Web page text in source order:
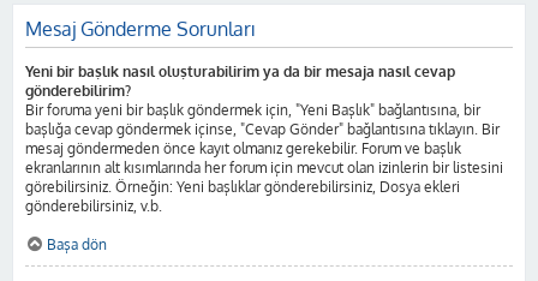
Mesaj Gönderme Sorunları
Yeni bir başlık nasıl oluşturabilirim ya da bir mesaja nasıl cevap
gönderebilirim?
Bir foruma yeni bir başlık göndermek için, "Yeni Başlık" bağlantısına, bir
başlığa cevap göndermek içinse, "Cevap Gönder" bağlantısına tıklayın. Bir
mesaj göndermeden önce kayıt olmanız gerekebilir. Forum ve başlık
ekranlarının alt kısımlarında her forum için mevcut olan izinlerin bir listesini
görebilirsiniz. Örneğin: Yeni başlıklar gönderebilirsiniz, Dosya ekleri
gönderebilirsiniz, v.b.
Başa dön